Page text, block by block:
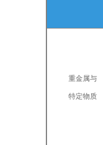
重金属与
特定物质